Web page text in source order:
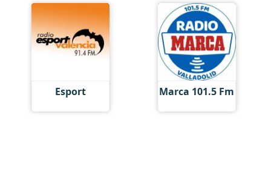
Esport Marca 101.5 Fm